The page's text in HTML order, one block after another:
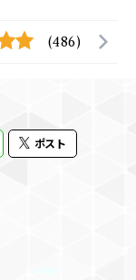
(486)
ポスト